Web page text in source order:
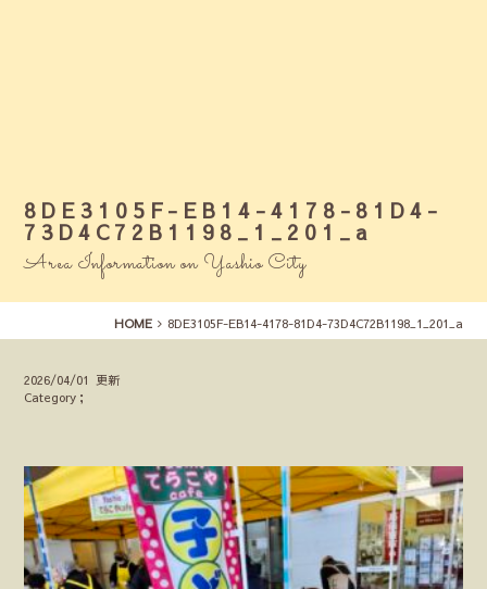
8DE3105F-EB14-4178-81D4-
73D4C72B1198_1_201_a
Area Information on Yashio City
HOME 8DE3105F-EB14-4178-81D4-73D4C72B1198_1_201_a
2026/04/01 更新
Category；